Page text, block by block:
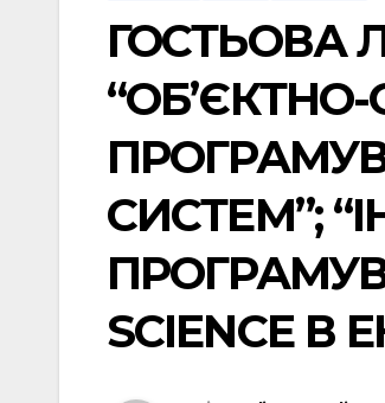
ГОСТЬОВА
СИСТЕМ”;
SCIENCE В